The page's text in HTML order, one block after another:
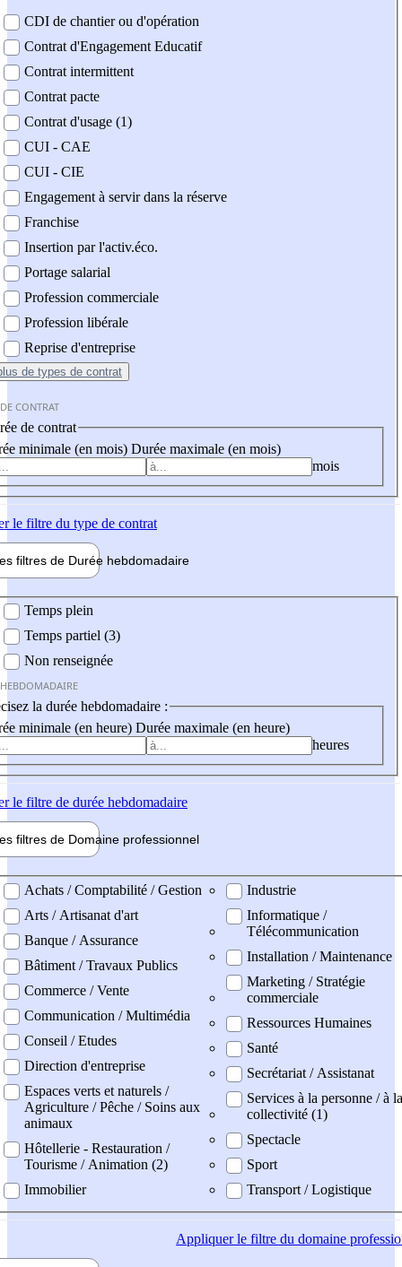
CDI de chantier ou d'opération
Contrat d'Engagement Educatif
Contrat intermittent
Contrat pacte
Contrat d'usage (1)
CUI - CAE
CUI - CIE
Engagement à servir dans la réserve
Franchise
Insertion par l'activ.éco.
Portage salarial
Profession commerciale
Profession libérale
Reprise d'entreprise
de types de contrat
CONTRAT
de contrat
minimale (en mois) Durée maximale (en mois)
mois
le filtre du type de contrat
filtres de Durée hebdomadaire
Temps plein
Temps partiel (3)
Non renseignée
la durée hebdomadaire :
minimale (en heure) Durée maximale (en heure)
heures
le filtre de durée hebdomadaire
filtres de Domaine professionnel
professionel
Achats / Comptabilité / Gestion
Arts / Artisanat d'art
Banque / Assurance
Bâtiment / Travaux Publics
Commerce / Vente
Communication / Multimédia
Conseil / Etudes
Direction d'entreprise
Espaces verts et naturels /
Agriculture / Pêche / Soins aux
animaux
Hôtellerie - Restauration /
Tourisme / Animation (2)
Immobilier
Industrie
Informatique /
Télécommunication
Installation / Maintenance
Marketing / Stratégie
commerciale
Ressources Humaines
Santé
Secrétariat / Assistanat
Services à la personne / à la
collectivité (1)
Spectacle
Sport
Transport / Logistique
Appliquerle filtre du domaine